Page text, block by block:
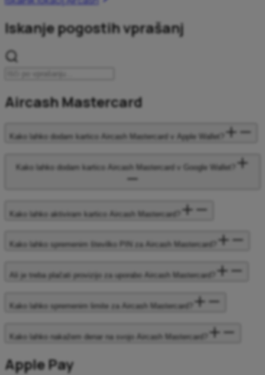
Iskanje pogostih vprašanj
Aircash Mastercard
Kako lahko dodam kartico Aircash Mastercard v Apple Wallet?
Kako lahko dodam kartico Aircash Mastercard v Google Wallet?
Kako lahko aktiviram kartico Aircash Mastercard?
Kako lahko spremenim številko PIN za Aircash Mastercard?
Ali je treba plačati provizijo za uporabo Aircash Mastercard?
Kako lahko spremenim limite za Aircash Mastercard?
Kako lahko nakažem denar na svojo Aircash Mastercard?
Apple Pay